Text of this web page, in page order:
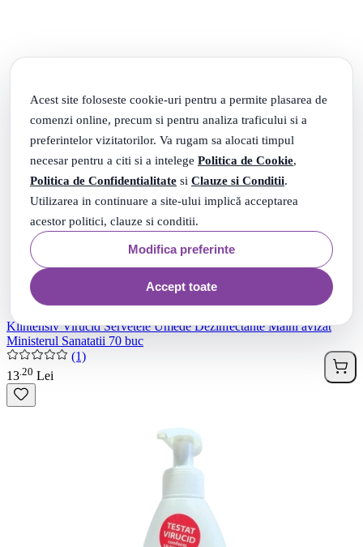
Acest site foloseste cookie-uri pentru a permite plasarea de
comenzi online, precum si pentru analiza traficului si a
preferintelor vizitatorilor. Va rugam sa alocati timpul
necesar pentru a citi si a intelege Politica de Cookie,
Politica de Confidentialitate si Clauze si Conditii.
Utilizarea in continuare a site-ului implică acceptarea
acestor politici, clauze si conditii.
Modifica preferinte
Accept toate
Klintensiv Virucid Servetele Umede Dezinfectante Maini avizat
Ministerul Sanatatii 70 buc
(1)
13 20 Lei